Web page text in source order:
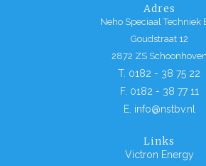
Adres
Neho Speciaal Techniek
Goudstraat 12
2872 ZS Schoonhoven
T. 0182 - 38 75 22
F. 0182 - 38 77 11
E. info@nstbv.nl
Links
Victron Energy